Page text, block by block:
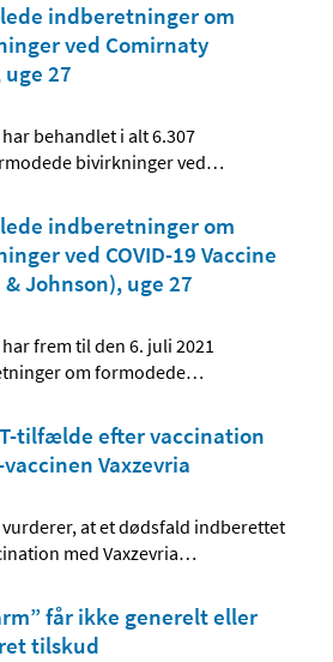
indberetninger om
ved Comirnaty
27
behandlet i alt 6.307
bivirkninger ved…
indberetninger om
ved COVID-19 Vaccine
Johnson), uge 27
frem til den 6. juli 2021
om formodede…
tilfælde efter vaccination
Vaxzevria
at et dødsfald indberettet
med Vaxzevria…
får ikke generelt eller
tilskud